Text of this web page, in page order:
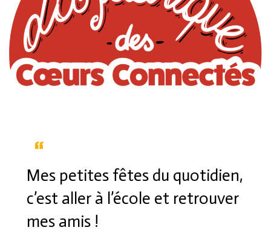
Mes petites fêtes du quotidien,
c’est aller à l’école et retrouver
mes amis !